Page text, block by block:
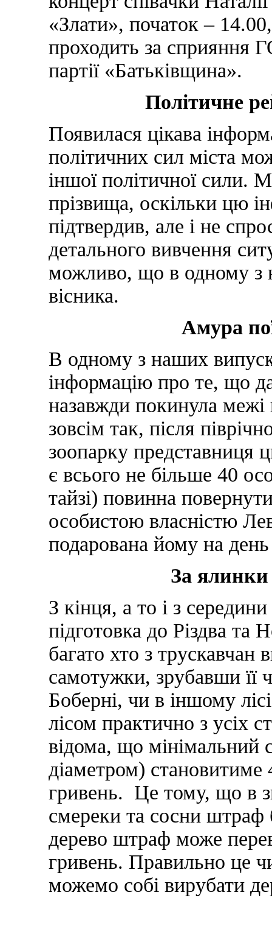
«Злати», початок –
проходить за
партії «Батьківщина».
Політичне
Появилася цікава
політичних сил міста
іншої політичної сили.
прізвища, оскільки цю
підтвердив, але і не
детального вивчення
можливо, що в одному з
вісника.
Амура
В одному з наших
інформацію про те, що
назавжди покинула
зовсім так, після
зоопарку представниця
є всього не більше 40
тайзі) повинна
особистою власністю
подарована йому на
За
З кінця, а то і з
підготовка до Різдва та
багато хто з трускавчан
самотужки, зрубавши її
Боберні, чи в іншому
лісом практично з усіх
відома, що мінімальний
діаметром)
гривень. Це тому, що в
смереки та сосни штраф
дерево штраф може
гривень. Правильно це
можемо собі вирубати